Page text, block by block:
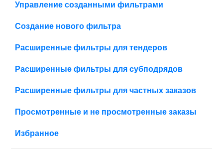
Управление созданными фильтрами
Создание нового фильтра
Расширенные фильтры для тендеров
Расширенные фильтры для субподрядов
Расширенные фильтры для частных заказов
Просмотренные и не просмотренные заказы
Избранное